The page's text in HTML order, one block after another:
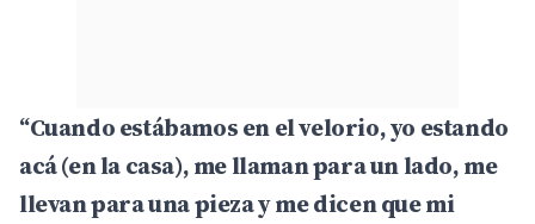
“Cuando estábamos en el velorio, yo estando
acá (en la casa), me llaman para un lado, me
llevan para una pieza y me dicen que mi